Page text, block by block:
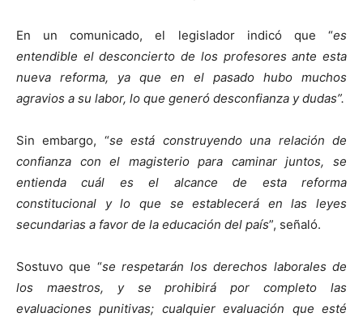
En un comunicado, el legislador indicó que “es
entendible el desconcierto de los profesores ante esta
nueva reforma, ya que en el pasado hubo muchos
agravios a su labor, lo que generó desconfianza y dudas”.
Sin embargo, “se está construyendo una relación de
confianza con el magisterio para caminar juntos, se
entienda cuál es el alcance de esta reforma
constitucional y lo que se establecerá en las leyes
secundarias a favor de la educación del país”, señaló.
Sostuvo que “se respetarán los derechos laborales de
los maestros, y se prohibirá por completo las
evaluaciones punitivas; cualquier evaluación que esté